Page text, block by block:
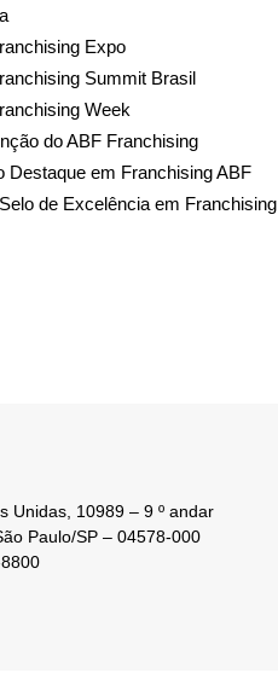
Expo
Summit Brasil
Week
do ABF Franchising
Destaque em Franchising ABF
de Excelência em Franchising
Unidas, 10989 – 9 º andar
Paulo/SP – 04578-000